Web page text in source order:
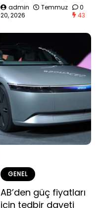
admin
Temmuz
20, 2026
0
43
GENEL
AB’den güç fiyatları
için tedbir daveti